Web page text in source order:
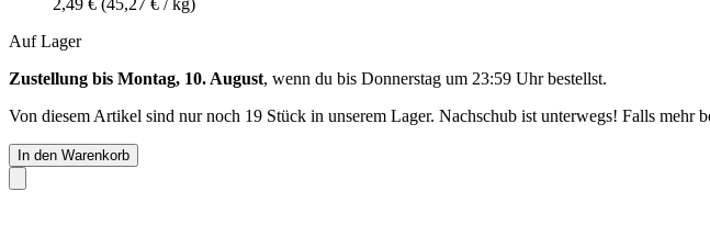
Auf Lager
Zustellung bis Montag, 10. August, wenn du bis Donnerstag um 23:59 Uhrbestellst.
Von diesem Artikel sind nur noch 19 Stück in unserem Lager. Nachschub ist unterwegs! Falls mehr
In den Warenkorb